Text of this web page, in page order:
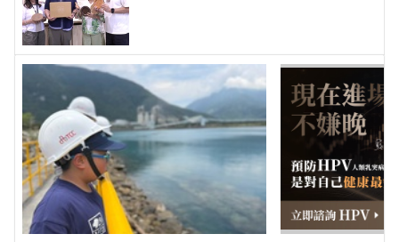
在地資訊！